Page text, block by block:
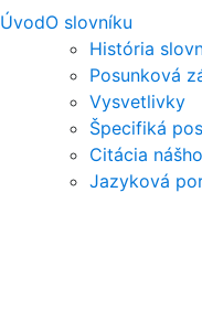
ÚvodO slovníku
História
Posunková
Vysvetlivky
Špecifiká
Citácia
Jazyková